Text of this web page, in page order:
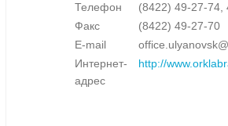
Телефон
(8422) 49-27-74,
Факс
(8422) 49-27-70
E-mail
Интернет-
адрес
http://